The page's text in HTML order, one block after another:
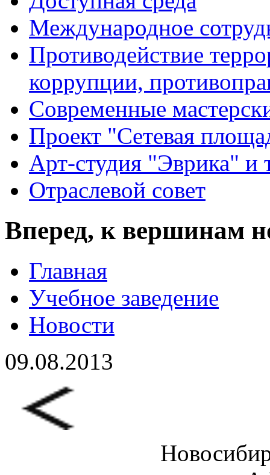
Международное
Противодействие
коррупции,
Современные
Проект "Сетевая
Арт-студия "Эврика" и
Отраслевой совет
Вперед, к вершинам
Главная
Учебное заведение
Новости
09.08.2013